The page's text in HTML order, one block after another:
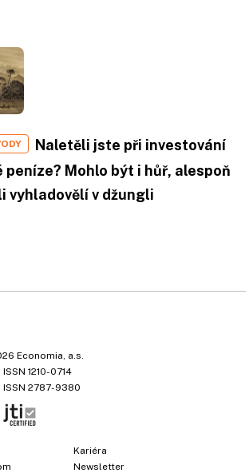
Naletěli jste při investování
peníze? Mohlo být i hůř, alespoň
vyhladovělí v džungli
Economia, a.s.
ISSN 1210-0714
ISSN 2787-9380
Kariéra
Newsletter